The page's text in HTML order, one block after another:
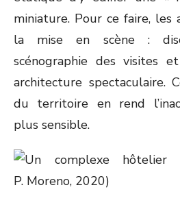
miniature. Pour ce faire,
la mise en scène :
scénographie des visites
architecture spectaculaire.
du territoire en rend
plus sensible.